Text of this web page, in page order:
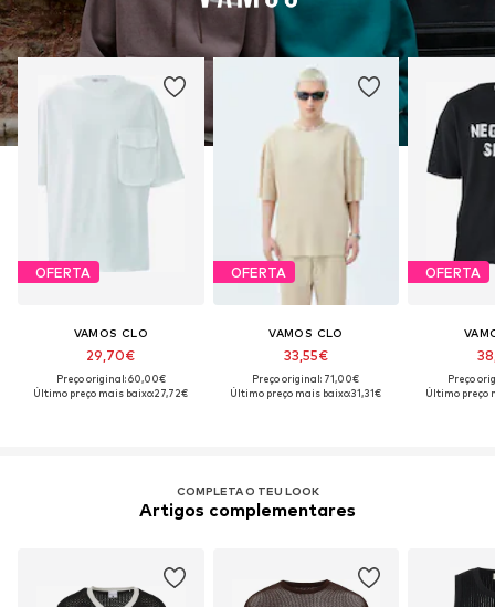
OFERTA
VAMOS CLO
29,70€
Preço original: 60,00€
Último preço mais baixo:27,72€
OFERTA
VAMOS CLO
33,55€
Preço original: 71,00€
Último preço mais baixo:31,31€
OFERTA
Preço
Último preço
COMPLETA O TEU LOOK
Artigos complementares